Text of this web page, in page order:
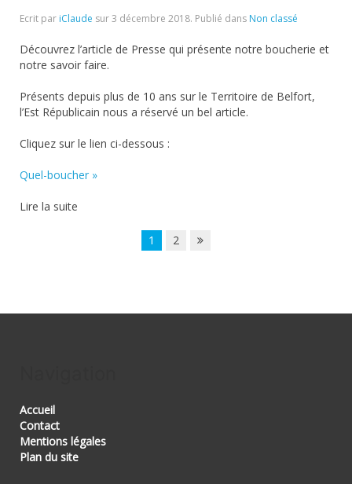
Ecrit par iClaude sur3 décembre 2018. Publié dans Non classé
Découvrez l’article de Presse qui présente notre boucherie et
notre savoir faire.
Présents depuis plus de 10 ans sur le Territoire de Belfort,
l’Est Républicain nous a réservé un bel article.
Cliquez sur le lien ci-dessous :
Quel-boucher »
Lire la suite
1 2
Accueil
Contact
Mentions légales
Plan du site